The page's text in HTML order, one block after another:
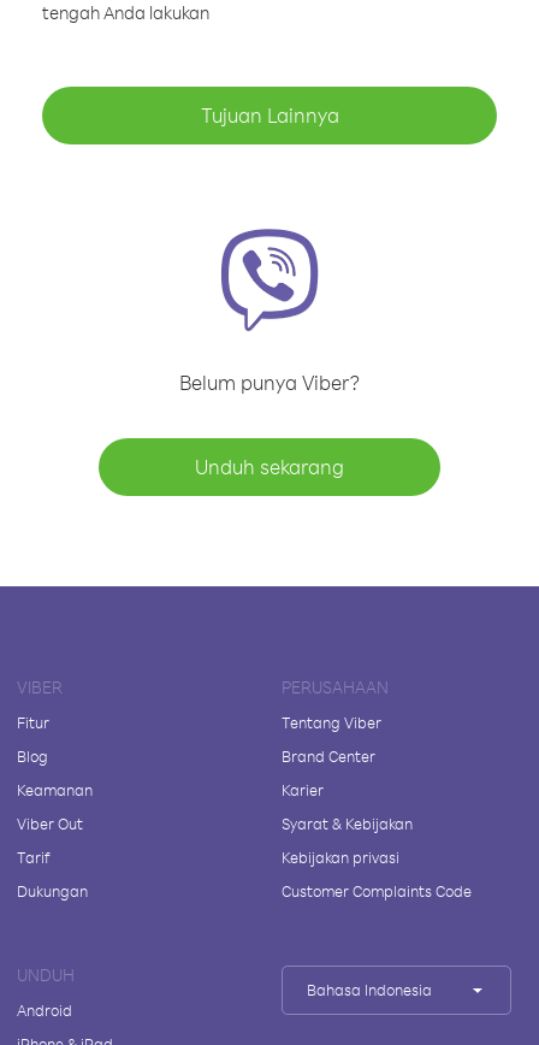
tengah Anda lakukan
Tujuan Lainnya
Belum punya Viber?
Unduh sekarang
VIBER
Fitur
Blog
Keamanan
Viber Out
Tarif
Dukungan
PERUSAHAAN
Tentang Viber
Brand Center
Karier
Syarat & Kebijakan
Kebijakan privasi
Customer Complaints Code
UNDUH
Android
Bahasa Indonesia